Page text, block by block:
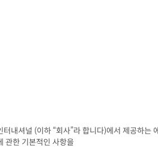
터내셔널 (이하 “회사”라 합니다)에서 제공하는
관한 기본적인 사항을